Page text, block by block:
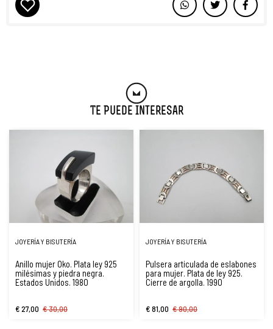
Te Puede Interesar
JOYERÍA Y BISUTERÍA
Anillo mujer Oko. Plata ley 925
milésimas y piedra negra.
Estados Unidos. 1980
€ 27,00 € 30,00
JOYERÍA Y BISUTERÍA
Pulsera articulada de eslabones
para mujer. Plata de ley 925.
Cierre de argolla. 1990
€ 81,00 € 90,00